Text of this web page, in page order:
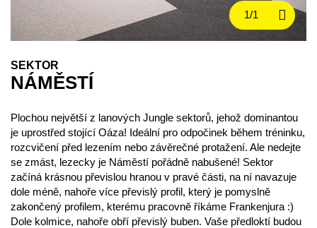
SEKTOR
NÁMĚSTÍ
Plochou největší z lanových Jungle sektorů, jehož dominantou
je uprostřed stojící Oáza! Ideální pro odpočinek během tréninku,
rozcvičení před lezením nebo závěrečné protažení. Ale nedejte
se zmást, lezecky je Náměstí pořádně nabušené! Sektor
začíná krásnou převislou hranou v pravé části, na ní navazuje
dole méně, nahoře více převislý profil, který je pomyslně
zakončený profilem, kterému pracovně říkáme Frankenjura :)
Dole kolmice, nahoře obří převislý buben. Vaše předloktí budou